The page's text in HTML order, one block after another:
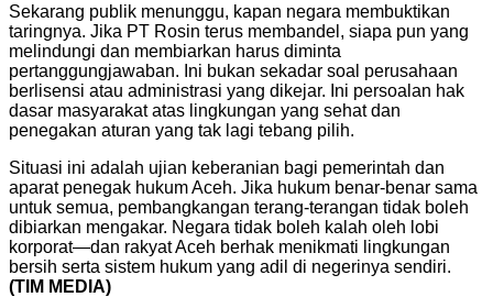
Sekarang publik menunggu, kapan negara membuktikan
taringnya. Jika PT Rosin terus membandel, siapa pun yang
melindungi dan membiarkan harus diminta
pertanggungjawaban. Ini bukan sekadar soal perusahaan
berlisensi atau administrasi yang dikejar. Ini persoalan hak
dasar masyarakat atas lingkungan yang sehat dan
penegakan aturan yang tak lagi tebang pilih.
Situasi ini adalah ujian keberanian bagi pemerintah dan
aparat penegak hukum Aceh. Jika hukum benar-benar sama
untuk semua, pembangkangan terang-terangan tidak boleh
dibiarkan mengakar. Negara tidak boleh kalah oleh lobi
korporat—dan rakyat Aceh berhak menikmati lingkungan
bersih serta sistem hukum yang adil di negerinya sendiri.
(TIM MEDIA)